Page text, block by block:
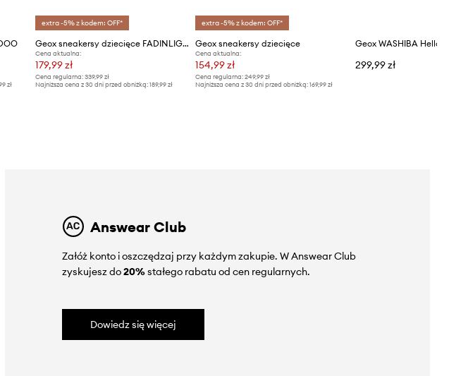
zł
extra -5% z kodem: OFF*
Geox sneakersy dziecięce FADINLIGHT
Cena aktualna:
179,99 zł
Cena regularna: 339,99 zł
Najniższa cena z 30 dni przed obniżką: 189,99 zł
extra -5% z kodem: OFF*
Geox sneakersy dziecięce
Cena aktualna:
154,99 zł
Cena regularna:249,99 zł
Najniższa cena z 30 dni przed obniżką:169,99 zł
299,99 zł
Answear Club
Załóż konto i oszczędzaj przy każdym zakupie. W Answear Club
zyskujesz do20%stałego rabatu od cen regularnych.
Dowiedz się więcej